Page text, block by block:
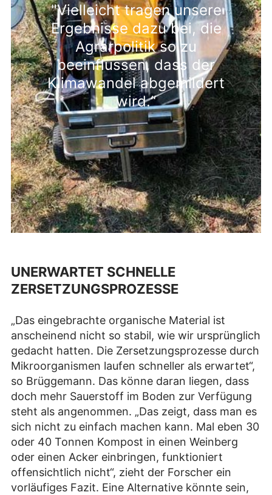
"Vielleicht tragen unsere
Ergebnisse dazu bei, die
Agrarpolitik so zu
beeinflussen, dass der
Klimawandel abgemildert
wird.“
UNERWARTET SCHNELLE
ZERSETZUNGSPROZESSE
„Das eingebrachte organische Material ist
anscheinend nicht so stabil, wie wir ursprünglich
gedacht hatten. Die Zersetzungsprozesse durch
Mikroorganismen laufen schneller als erwartet“,
so Brüggemann. Das könne daran liegen, dass
doch mehr Sauerstoff im Boden zur Verfügung
steht als angenommen. „Das zeigt, dass man es
sich nicht zu einfach machen kann. Mal eben 30
oder 40 Tonnen Kompost in einen Weinberg
oder einen Acker einbringen, funktioniert
offensichtlich nicht“, zieht der Forscher ein
vorläufiges Fazit. Eine Alternative könnte sein,